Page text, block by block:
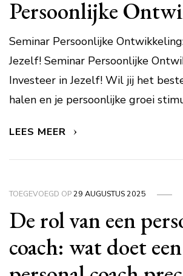
Persoonlijke
Seminar Persoonlijke
Jezelf! Seminar Persoonlijke
Investeer in Jezelf! Wil jij het
halen en je persoonlijke groei
LEES MEER
TOEGEVOEGD OP29 AUGUSTUS 2025
De rol van een
coach: wat doet een